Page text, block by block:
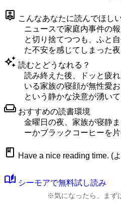
person_pin こんなあなたに読んでほし
ニュースで家庭内事件の
と切り捨てつつも、ふと
た不安を感じてしまった
auto_awesome 読むとどうなれる？
読み終えた後、ドッと疲
いる家族の寝顔が無性愛
という静かな決意が湧い
weekend おすすめの読書環境
金曜日の夜、家族が寝静
ーかブラックコーヒーを
book Have a nice reading time. (
auto_stories シーモアで無料試し読み
※気になったら、まず